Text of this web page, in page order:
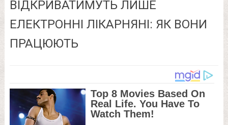
ВІДКРИВАТИМУТЬ ЛИШЕ
ЕЛЕКТРОННІ ЛІКАРНЯНІ: ЯК ВОНИ
ПРАЦЮЮТЬ